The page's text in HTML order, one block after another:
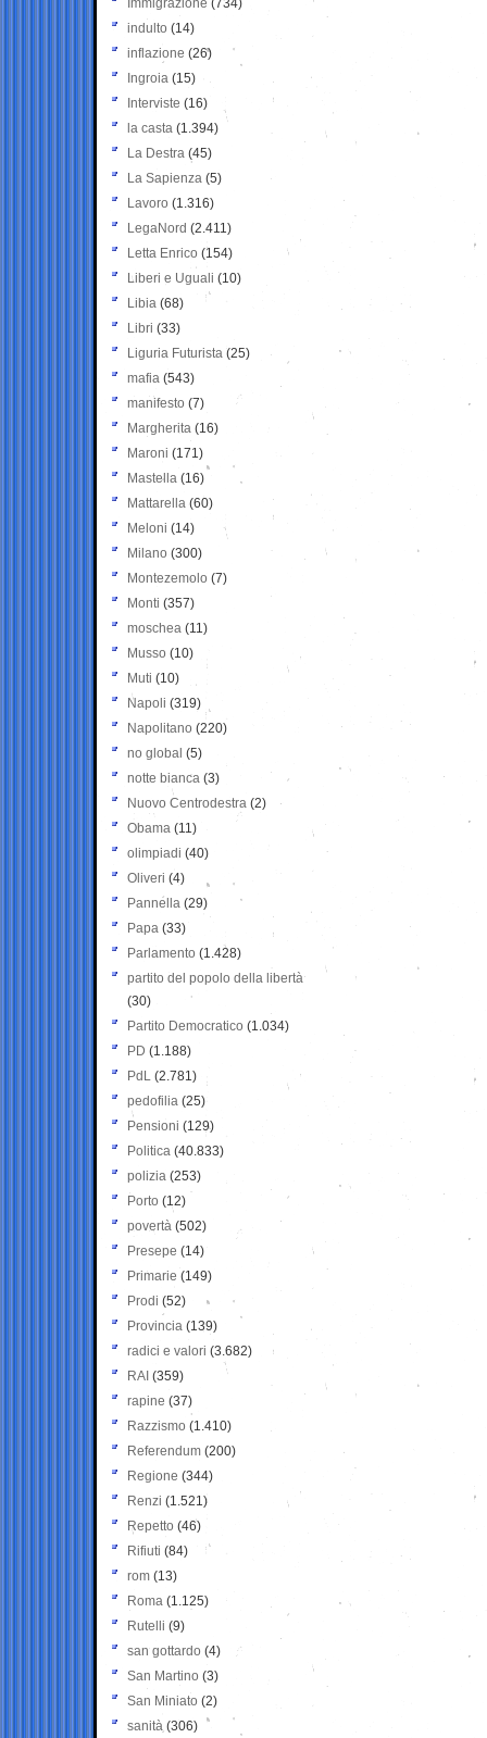
Immigrazione (734)
indulto (14)
inflazione (26)
Ingroia (15)
Interviste (16)
la casta (1.394)
La Destra (45)
La Sapienza (5)
Lavoro (1.316)
LegaNord (2.411)
Letta Enrico (154)
Liberi e Uguali (10)
Libia (68)
Libri (33)
Liguria Futurista (25)
mafia (543)
manifesto (7)
Margherita (16)
Maroni (171)
Mastella (16)
Mattarella (60)
Meloni (14)
Milano (300)
Montezemolo (7)
Monti (357)
moschea (11)
Musso (10)
Muti (10)
Napoli (319)
Napolitano (220)
no global (5)
notte bianca (3)
Nuovo Centrodestra (2)
Obama (11)
olimpiadi (40)
Oliveri (4)
Pannella (29)
Papa (33)
Parlamento (1.428)
partito del popolo della libertà
(30)
Partito Democratico (1.034)
PD (1.188)
PdL (2.781)
pedofilia (25)
Pensioni (129)
Politica (40.833)
polizia (253)
Porto (12)
povertà (502)
Presepe (14)
Primarie (149)
Prodi (52)
Provincia (139)
radici e valori (3.682)
RAI (359)
rapine (37)
Razzismo (1.410)
Referendum (200)
Regione (344)
Renzi (1.521)
Repetto (46)
Rifiuti (84)
rom (13)
Roma (1.125)
Rutelli (9)
san gottardo (4)
San Martino (3)
San Miniato (2)
sanità (306)